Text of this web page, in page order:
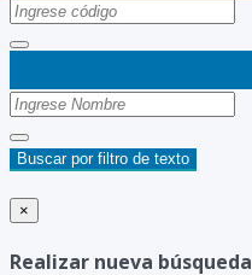
Buscar por filtro de texto
×
Realizar nueva búsqueda